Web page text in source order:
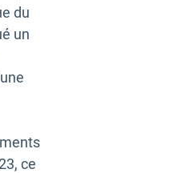
du
un
ce